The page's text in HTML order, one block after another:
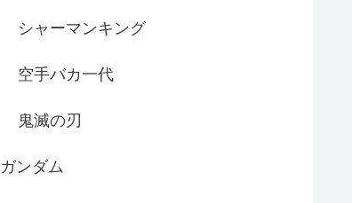
シャーマンキング
空手バカ一代
鬼滅の刃
ガンダム